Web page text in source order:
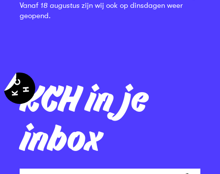
KCH in je
inbox
Vanaf 18 augustus zijn wij ook op dinsdagen weer
geopend.